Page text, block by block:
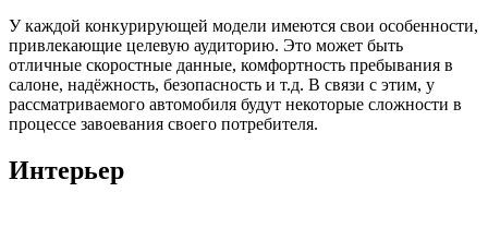
У каждой конкурирующей модели имеются свои особенности,
привлекающие целевую аудиторию. Это может быть
отличные скоростные данные, комфортность пребывания в
салоне, надёжность, безопасность и т.д. В связи с этим, у
рассматриваемого автомобиля будут некоторые сложности в
процессе завоевания своего потребителя.
Интерьер